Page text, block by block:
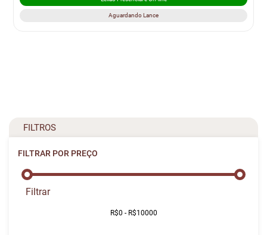
FILTROS
FILTRAR POR PREÇO
Filtrar
Aguardando Lance